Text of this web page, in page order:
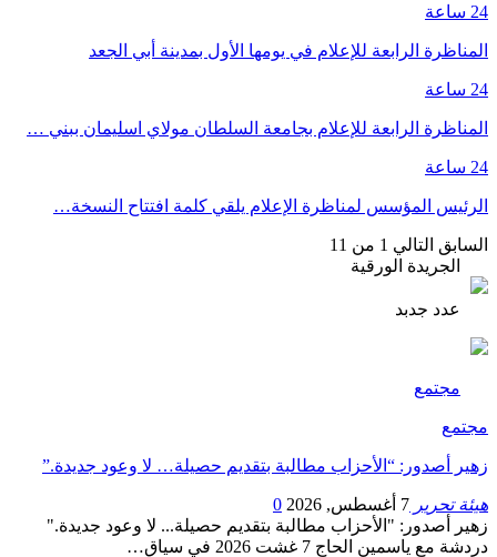
24 ساعة
المناظرة الرابعة للإعلام في يومها الأول بمدينة أبي الجعد
24 ساعة
المناظرة الرابعة للإعلام بجامعة السلطان مولاي اسليمان ببني …
24 ساعة
الرئيس المؤسس لمناظرة الإعلام يلقي كلمة افتتاح النسخة…
السابق التالي 1 من 11
الجريدة الورقية
عدد جدبد
مجتمع
مجتمع
زهير أصدور: “الأحزاب مطالبة بتقديم حصيلة… لا وعود جديدة.”
هيئة تحرير 7 أغسطس, 2026
0
زهير أصدور: "الأحزاب مطالبة بتقديم حصيلة... لا وعود جديدة."
دردشة مع ياسمين الحاج 7 غشت 2026 في سياق…